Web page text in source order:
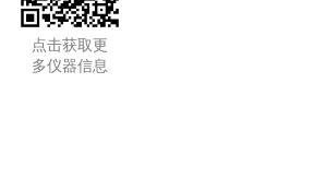
点击获取更
多仪器信息